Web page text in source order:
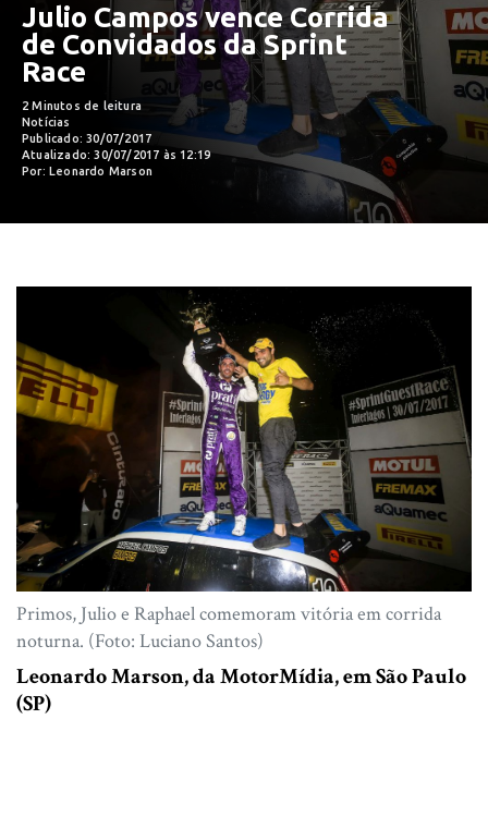
Julio Campos vence Corrida
de Convidados da Sprint
Race
2 Minutos de leitura
Notícias
Publicado: 30/07/2017
Atualizado: 30/07/2017 às 12:19
Por: Leonardo Marson
Primos, Julio e Raphael comemoram vitória em corrida
noturna. (Foto: Luciano Santos)
Leonardo Marson, da MotorMídia, em São Paulo
(SP)